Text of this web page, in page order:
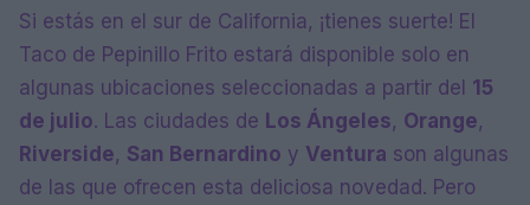
Si estás en el sur de California, ¡tienes suerte! El
Taco de Pepinillo Frito estará disponible solo en
algunas ubicaciones seleccionadas a partir del 15
de julio. Las ciudades de Los Ángeles, Orange,
Riverside, San Bernardino y Ventura son algunas
de las que ofrecen esta deliciosa novedad. Pero